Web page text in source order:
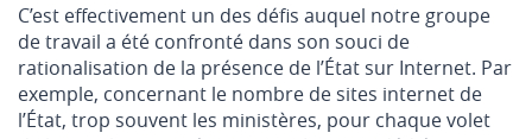
C’est effectivement un des défis auquel notre groupe
de travail a été confronté dans son souci de
rationalisation de la présence de l’État sur Internet. Par
exemple, concernant le nombre de sites internet de
l’État, trop souvent les ministères, pour chaque volet